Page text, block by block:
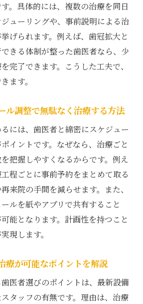
。具体的には、複数の治療を同日
ューリングや、事前説明による治
げられます。例えば、歯冠拡大と
きる体制が整った歯医者なら、少
完了できます。こうした工夫で、
ます。
ル調整で無駄なく治療する方法
には、歯医者と綿密にスケジュー
イントです。なぜなら、治療ごと
把握しやすくなるからです。例え
程ごとに事前予約をまとめて取る
来院の手間を減らせます。また、
ルを紙やアプリで共有すること
能となります。計画性を持つこと
現します。
療が可能なポイントを解説
医者選びのポイントは、最新設備
タッフの有無です。理由は、治療